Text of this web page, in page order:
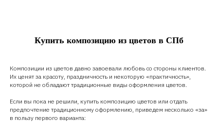
Купить композицию из цветов в СПб
Композиции из цветов давно завоевали любовь со стороны клиентов.
Их ценят за красоту, праздничность и некоторую «практичность»,
которой не обладают традиционные виды оформления цветов.
Если вы пока не решили, купить композицию цветов или отдать
предпочтение традиционному оформлению, приведем несколько «за»
в пользу первого варианта: